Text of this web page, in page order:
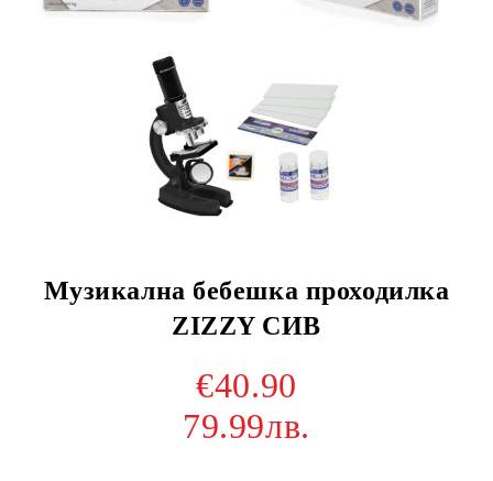
Музикална бебешка проходилка
ZIZZY СИВ
€40.90
79.99лв.